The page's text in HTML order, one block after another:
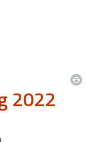
2022